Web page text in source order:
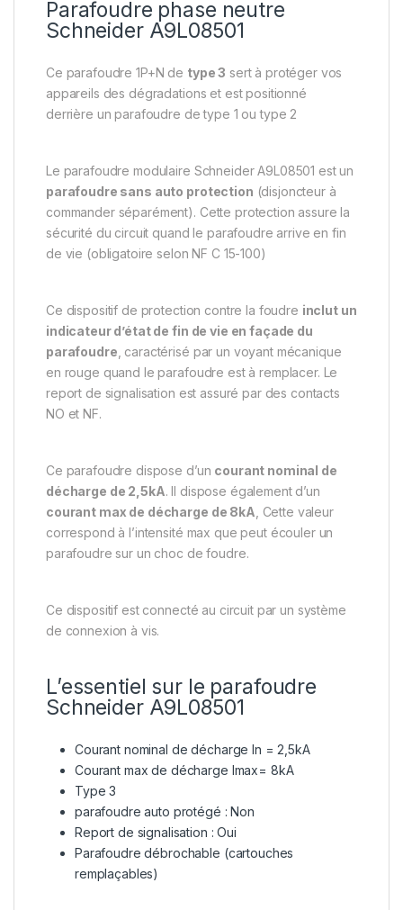
Parafoudre phase neutre
Schneider A9L08501
Ce parafoudre 1P+N de type 3 sert à protéger vos
appareils des dégradations et est positionné
derrière un parafoudre de type 1 ou type 2
Le parafoudre modulaire Schneider A9L08501 est un
parafoudre sans auto protection (disjoncteur à
commander séparément). Cette protection assure la
sécurité du circuit quand le parafoudre arrive en fin
de vie (obligatoire selon NF C 15-100)
Ce dispositif de protection contre la foudre inclut un
indicateur d’état de fin de vie en façade du
parafoudre , caractérisé par un voyant mécanique
en rouge quand le parafoudre est à remplacer. Le
report de signalisation est assuré par des contacts
NO et NF.
Ce parafoudre dispose d’un courant nominal de
décharge de 2,5kA. Il dispose également d’un
courant max de décharge de 8kA , Cette valeur
correspond à l’intensité max que peut écouler un
parafoudre sur un choc de foudre.
Ce dispositif est connecté au circuit par un système
de connexion à vis.
L’essentiel sur le parafoudre
Schneider A9L08501
Courant nominal de décharge In = 2,5kA
Courant max de décharge Imax= 8kA
Type 3
parafoudre auto protégé : Non
Report de signalisation : Oui
Parafoudre débrochable (cartouches
remplaçables)